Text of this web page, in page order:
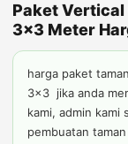
Paket Vertical
3x3 Meter
harga paket
3x3 jika anda
kami, admin kami
pembuatan